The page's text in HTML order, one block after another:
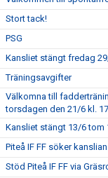
Stort tack!
PSG
Kansliet stängt fredag
Träningsavgifter
Välkomna till
torsdagen den 21/6 kl.
Kansliet stängt 13/6
Piteå IF FF söker
Stöd Piteå IF FF via